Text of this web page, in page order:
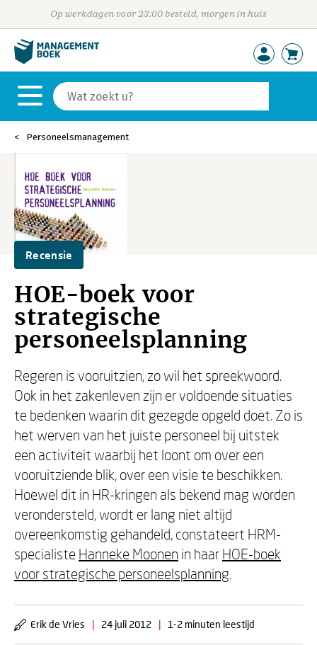
Op werkdagen voor 23:00 besteld, morgen in huis
Personeelsmanagement
Recensie
HOE-boek voor
strategische
personeelsplanning
Regeren is vooruitzien, zo wil het spreekwoord.
Ook in het zakenleven zijn er voldoende situaties
te bedenken waarin dit gezegde opgeld doet. Zo is
het werven van het juiste personeel bij uitstek
een activiteit waarbij het loont om over een
vooruitziende blik, over een visie te beschikken.
Hoewel dit in HR-kringen als bekend mag worden
verondersteld, wordt er lang niet altijd
overeenkomstig gehandeld, constateert HRM-
specialiste Hanneke Moonen in haar HOE-boek
voor strategische personeelsplanning.
Erik de Vries | 24 juli 2012 | 1-2 minuten leestijd